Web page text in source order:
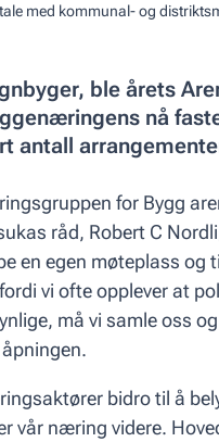
med kommunal- og
ble årets
nå
antall
for Bygg
råd, Robert C
en egen møteplass og
vi ofte opplever at
må vi samle oss
bidro til å
vår næring videre.